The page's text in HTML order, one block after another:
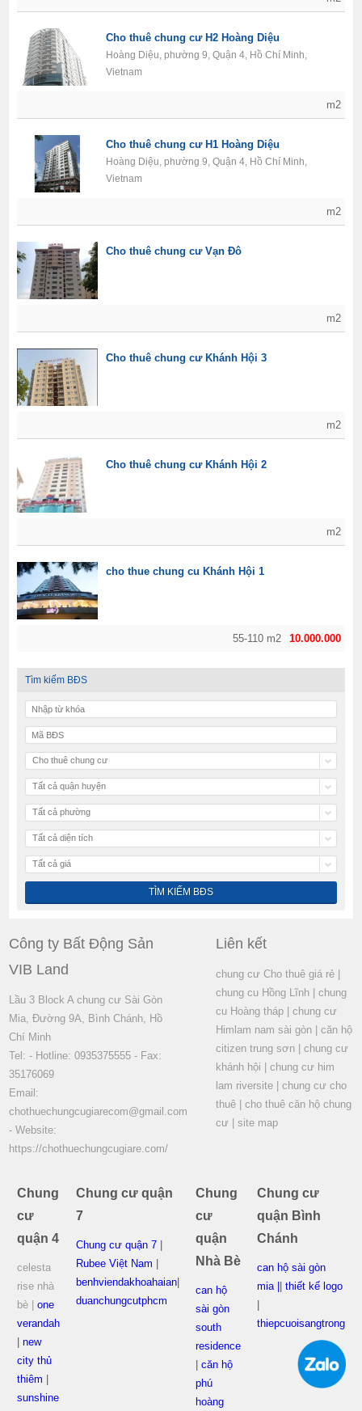
m2
Cho thuê chung cư H2 Hoàng Diệu
Hoàng Diệu, phường 9, Quận 4, Hồ Chí Minh,
Vietnam
m2
Cho thuê chung cư H1 Hoàng Diệu
Hoàng Diệu, phường 9, Quận 4, Hồ Chí Minh,
Vietnam
m2
Cho thuê chung cư Vạn Đô
m2
Cho thuê chung cư Khánh Hội 3
m2
Cho thuê chung cư Khánh Hội 2
10.000.000
55-110 m2
cho thue chung cu Khánh Hội 1
Tìm kiếm BĐS
Cho thuê chung cư
Tất cả quận huyện
Tất cả phường
Tất cả diện tích
Tất cả giá
Công ty Bất Động Sản
VIB Land
Lầu 3 Block A chung cư Sài Gòn
Mia, Đường 9A, Bình Chánh, Hồ
Chí Minh
Tel: - Hotline: 0935375555 - Fax:
35176069
Email:
chothuechungcugiarecom@gmail.com
- Website:
https://chothuechungcugiare.com/
Liên kết
chung cư Cho thuê giá rẻ|
chung cu Hồng Lĩnh| chung
cu Hoàng tháp| chung cư
Himlam nam sài gòn| căn hộ
citizen trung sơn| chung cư
khánh hội
chung cư him
lam riversite| chung cư cho
thuê| cho thuê căn hộ chung
cư| site map
Chung
cư
quận 4
celesta
rise nhà
bè |
one
verandah
|new
city thủ
thiêm
sunshine
Chung cư quận
7
Chung cư quận 7
Rubee Việt Nam
benhviendakhoahaian
duanchungcutphcm
Chung
cư
quận
Nhà Bè
can hộ
sài gòn
south
residence
|căn hộ
phú
hoàng
Chung cư
quận Bình
Chánh
can hộ sài gòn
mia |
|thiết kế logo
thiepcuoisangtrong